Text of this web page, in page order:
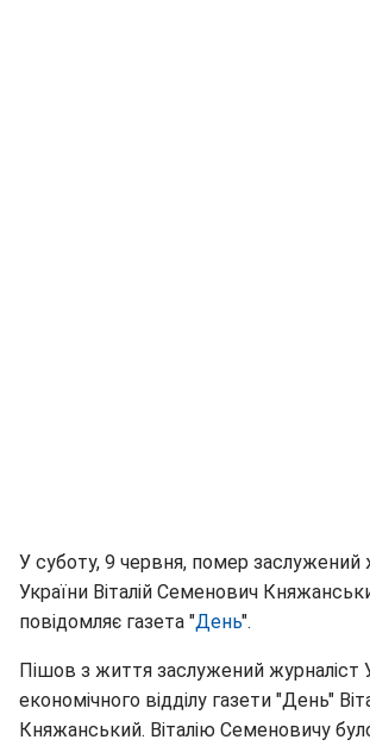
У суботу, 9 червня, помер заслужений
України Віталій Семенович
повідомляє газета "День".
Пішов з життя заслужений журналіст
економічного відділу газети "День"
Княжанський. Віталію Семеновичу